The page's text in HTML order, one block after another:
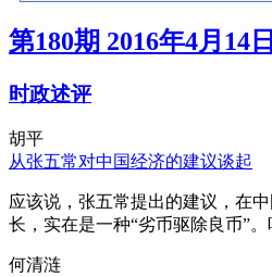
第180期 2016年4月14日
时政述评
胡平
从张五常对中国经济的建议谈起
应该说，张五常提出的建议，在
长，实在是一种“劣币驱除良币”
何清涟